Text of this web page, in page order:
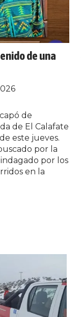
de una
de
de El Calafate
este jueves.
por la
por los
en la